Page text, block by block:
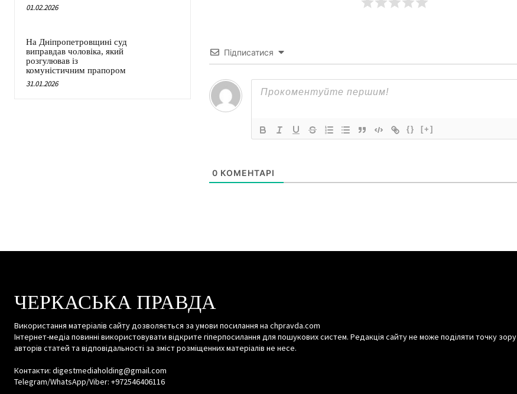
01.02.2026
На Дніпропетровщині суд
виправдав чоловіка, який
розгулював із
комуністичним прапором
31.01.2026
Підписатися
{} [+]
0 КОМЕНТАРІ
ЧЕРКАСЬКА ПРАВДА
Використання матеріалів сайту дозволяється за умови посилання на chpravda.com
Інтернет-медіа повинні використовувати відкрите гіперпосилання для пошукових систем. Редакція сайту не може поділяти точку зору
авторів статей та відповідальності за зміст розміщенних матеріалів не несе.
Контакти: digestmediaholding@gmail.com
Telegram/WhatsApp/Viber: +972546406116